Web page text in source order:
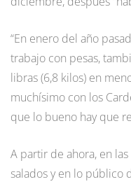
“En enero del año
trabajo con pesas,
libras (6,8 kilos) en
muchísimo con los
que lo bueno hay que
A partir de ahora, en
salados y en lo público